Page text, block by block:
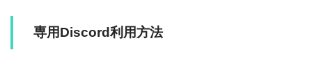
専用Discord利用方法